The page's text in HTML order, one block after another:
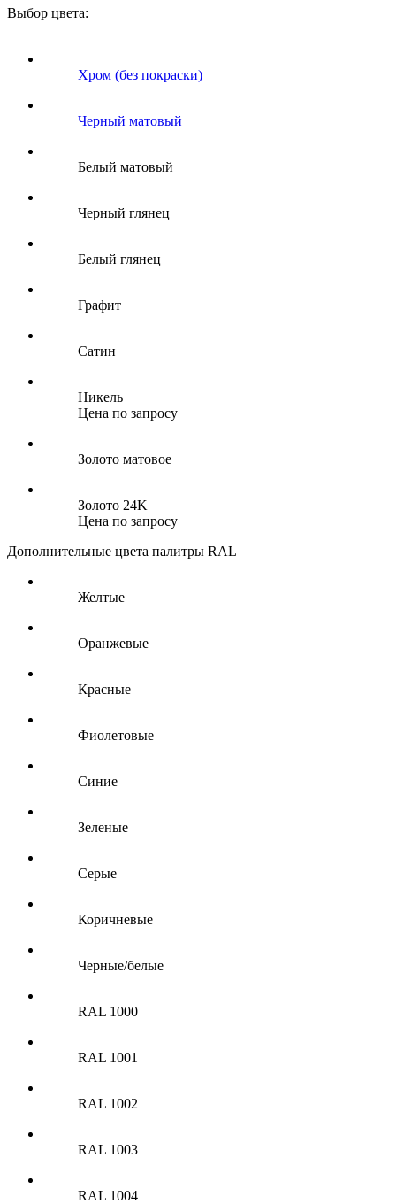
Выбор цвета:
Хром (без покраски)
Черный матовый
Белый матовый
Черный глянец
Белый глянец
Графит
Сатин
Никель
Цена по запросу
Золото матовое
Золото 24K
Цена по запросу
Дополнительные цвета палитры RAL
Желтые
Оранжевые
Красные
Фиолетовые
Синие
Зеленые
Серые
Коричневые
Черные/белые
RAL 1000
RAL 1001
RAL 1002
RAL 1003
RAL 1004